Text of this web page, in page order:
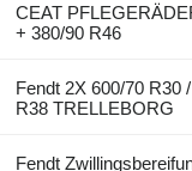
CEAT
+ 380/90 R46
Fendt 2X 600/70 R30
R38 TRELLEBORG
Fendt